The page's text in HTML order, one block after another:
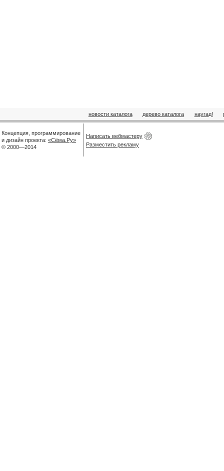
новости каталога дерево каталога наугад!
Концепция, программирование
и дизайн проекта: «Сёма.Ру»
© 2000—2014
Написать вебмастеру
Разместить рекламу